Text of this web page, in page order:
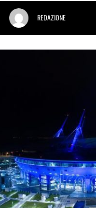
REDAZIONE